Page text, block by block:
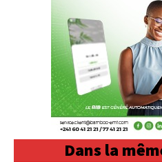
Dans la